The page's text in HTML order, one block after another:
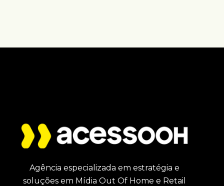
Agência especializada em estratégia e
soluções em Mídia Out Of Home e Retail